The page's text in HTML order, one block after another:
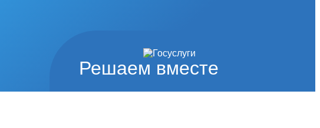
Решаем вместе